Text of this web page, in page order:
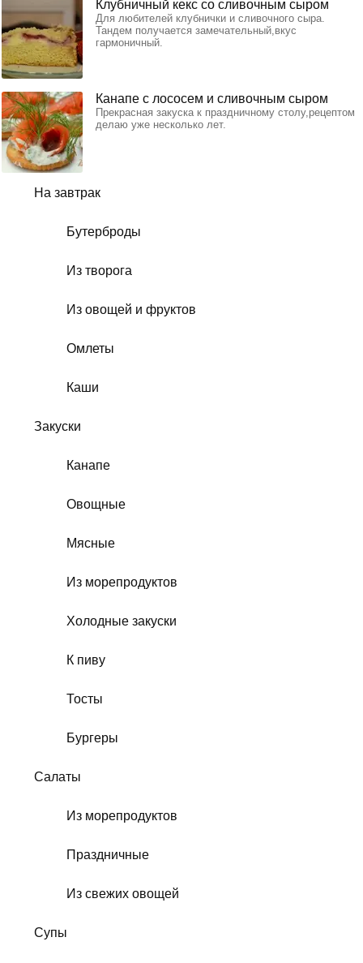
На завтрак
Бутерброды
Из творога
Из овощей и фруктов
Омлеты
Каши
Закуски
Канапе
Овощные
Мясные
Из морепродуктов
Холодные закуски
К пиву
Тосты
Бургеры
Салаты
Из морепродуктов
Праздничные
Из свежих овощей
Супы
Клубничный кекс со сливочным сыром
Для любителей клубнички и сливочного сыра.
Тандем получается замечательный,вкус
гармоничный.
Канапе с лососем и сливочным сыром
Прекрасная закуска к праздничному столу,рецептом
делаю уже несколько лет.